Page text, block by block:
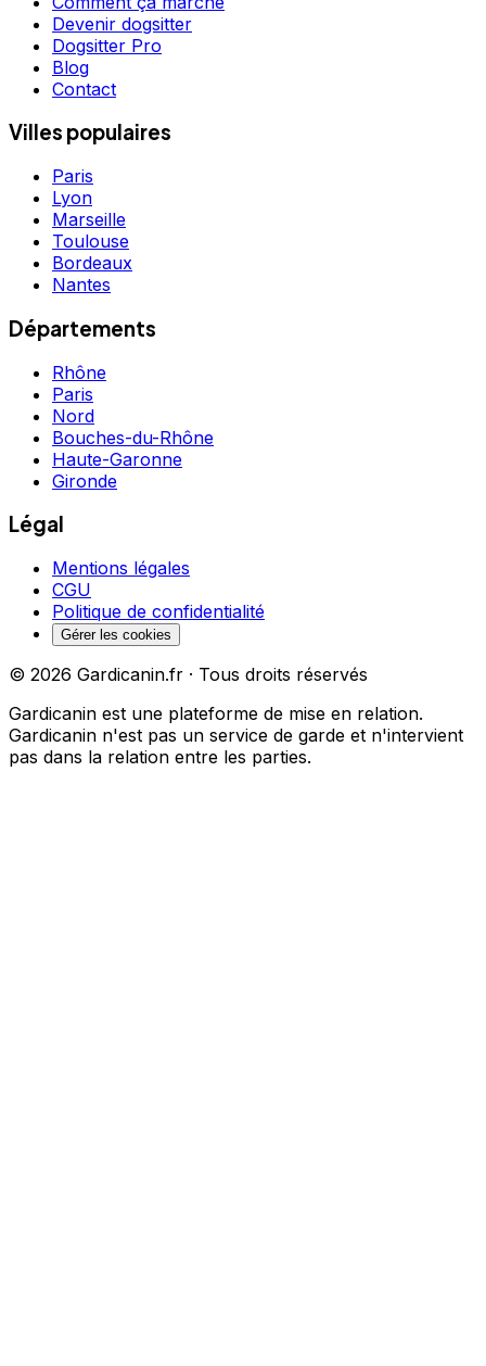
Devenir dogsitter
Dogsitter Pro
Blog
Contact
Villes populaires
Paris
Lyon
Marseille
Toulouse
Bordeaux
Nantes
Départements
Rhône
Paris
Nord
Bouches-du-Rhône
Haute-Garonne
Gironde
Légal
Mentions légales
CGU
Politique de confidentialité
Gérer les cookies
© 2026 Gardicanin.fr · Tous droits réservés
Gardicanin est une plateforme de mise en relation.
Gardicanin n'est pas un service de garde et n'intervient
pas dans la relation entre les parties.